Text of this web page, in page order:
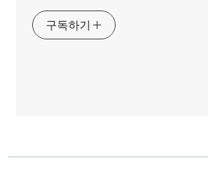
구독하기